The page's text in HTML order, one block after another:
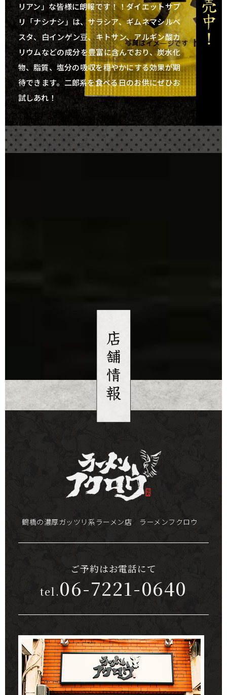
リアン」な皆様に朗報です！！ダイエットサプ
リ「ナシナシ」は、サラシア、ギムネマシルベ
スタ、白インゲン豆、キトサン、アルギン酸カ
リウムなどの成分を豊富に含んでおり、炭水化
物、脂質、塩分の吸収を穏やかにする効果が期
待できます。二郎系を食べる日のお供にぜひお
試しあれ！
鶴橋の濃厚ガッツリ系ラーメン店 ラーメンフクロウ
ご予約はお電話にて
tel.06-7221-0640